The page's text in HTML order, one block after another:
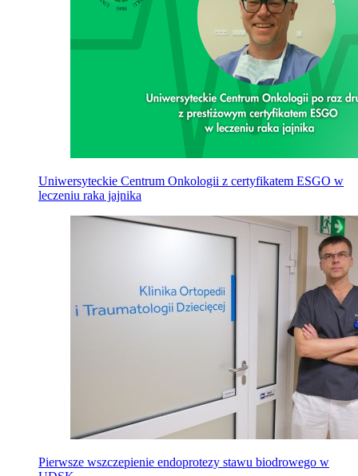
Uniwersyteckie Centrum Onkologii z certyfikatem ESGO w
leczeniu raka jajnika
Pierwsze wszczepienie endoprotezy stawu biodrowego w